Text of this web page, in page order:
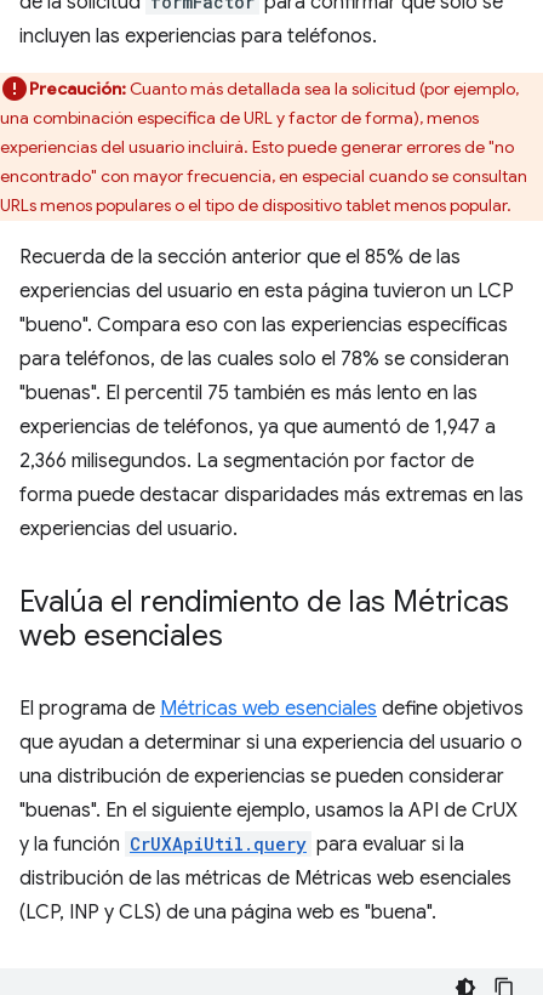
incluyen las experiencias para teléfonos.
Precaución:Cuanto más detallada sea la solicitud (por ejemplo,
una combinación específica de URL y factor de forma), menos
experiencias del usuario incluirá. Esto puede generar errores de "no
encontrado" con mayor frecuencia, en especial cuando se consultan
URLs menos populares o el tipo de dispositivo tablet menos popular.
Recuerda de la sección anterior que el 85% de las
experiencias del usuario en esta página tuvieron un LCP
"bueno". Compara eso con las experiencias específicas
para teléfonos, de las cuales solo el 78% se consideran
"buenas". El percentil 75 también es más lento en las
experiencias de teléfonos, ya que aumentó de 1,947 a
2,366 milisegundos. La segmentación por factor de
forma puede destacar disparidades más extremas en las
experiencias del usuario.
Evalúa el rendimiento de las Métricas
web esenciales
El programa de Métricas web esenciales define objetivos
que ayudan a determinar si una experiencia del usuario o
una distribución de experiencias se pueden considerar
"buenas". En el siguiente ejemplo, usamos la API de CrUX
y la función CrUXApiUtil.query para evaluar si la
distribución de las métricas de Métricas web esenciales
(LCP, INP y CLS) de una página web es "buena".